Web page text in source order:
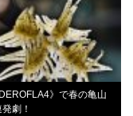
》で春の亀山
劇！